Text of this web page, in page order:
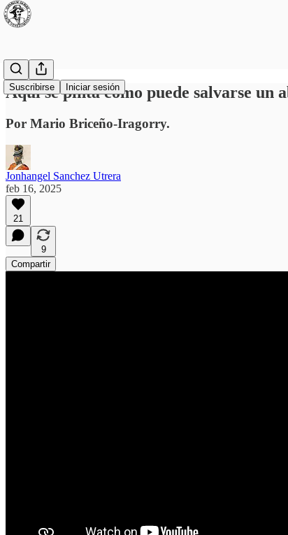
Suscribirse Iniciar sesión
Aquí se pinta cómo puede salvarse un
Por Mario Briceño-Iragorry.
Jonhangel Sanchez Utrera
feb 16, 2025
21
9
Compartir